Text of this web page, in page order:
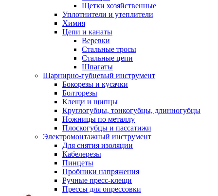
Щетки хозяйственные
Уплотнители и утеплители
Химия
Цепи и канаты
Веревки
Стальные тросы
Стальные цепи
Шпагаты
Шарнирно-губцевый инструмент
Бокорезы и кусачки
Болторезы
Клещи и щипцы
Круглогубцы, тонкогубцы, длинногубцы
Ножницы по металлу
Плоскогубцы и пассатижи
Электромонтажный инструмент
Для снятия изоляции
Кабелерезы
Пинцеты
Пробники напряжения
Ручные пресс-клещи
Прессы для опрессовки